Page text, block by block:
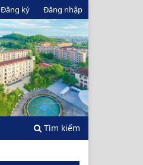
Tìm kiếm
Đăng ký Đăng nhập